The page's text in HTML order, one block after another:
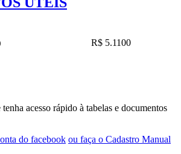
R$ 5.1100
acesso rápido à tabelas e documentos
do facebook ou faça o Cadastro Manual